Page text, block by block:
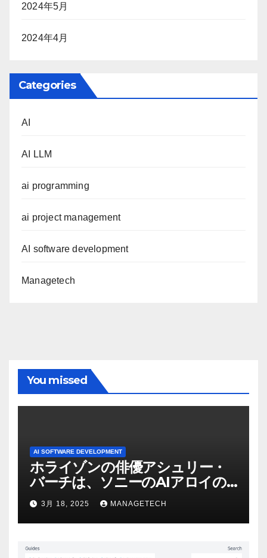
2024年5月
2024年4月
Categories
AI
AI LLM
ai programming
ai project management
AI software development
Managetech
You missed
AI SOFTWARE DEVELOPMENT
ホライゾンの俳優アシュリー・
バーチは、ソニーのAIアロイの
ビデオを見て「ゲームパフォー
マンスという芸術形式に不安を
感じた」と語る – IGN
3月 18, 2025 MANAGETECH